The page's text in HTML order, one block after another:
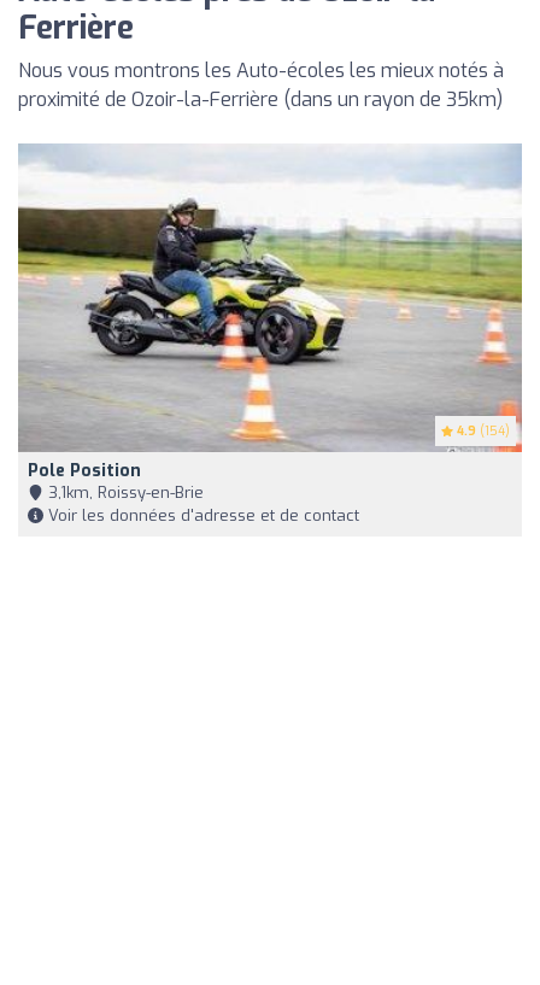
Ferrière
Nous vous montrons les Auto-écoles les mieux notés à
proximité de Ozoir-la-Ferrière (dans un rayon de 35km)
4.9 (154)
Pole Position
3,1km, Roissy-en-Brie
Voir les données d'adresse et de contact